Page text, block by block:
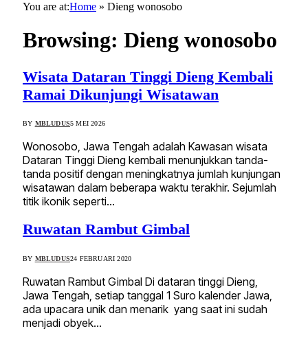
You are at:Home » Dieng wonosobo
Browsing: Dieng wonosobo
Wisata Dataran Tinggi Dieng Kembali
Ramai Dikunjungi Wisatawan
BY MBLUDUS5 MEI 2026
Wonosobo, Jawa Tengah adalah Kawasan wisata
Dataran Tinggi Dieng kembali menunjukkan tanda-
tanda positif dengan meningkatnya jumlah kunjungan
wisatawan dalam beberapa waktu terakhir. Sejumlah
titik ikonik seperti…
Ruwatan Rambut Gimbal
BY MBLUDUS24 FEBRUARI 2020
Ruwatan Rambut Gimbal Di dataran tinggi Dieng,
Jawa Tengah, setiap tanggal 1 Suro kalender Jawa,
ada upacara unik dan menarik yang saat ini sudah
menjadi obyek…